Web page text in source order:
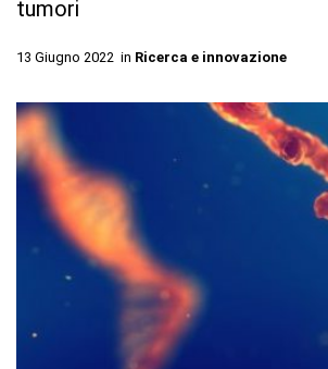
tumori
13 Giugno 2022 in Ricerca e innovazione